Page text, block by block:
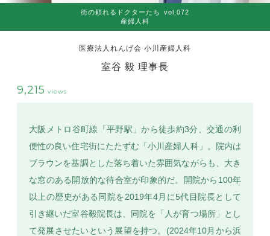
SEARCH
街の頼れるドクターたち
vol.072
産婦人科
医療法人れんげ会 小川産婦人科
室谷 毅 理事長
9,215 views
大阪メトロ谷町線「平野駅」から徒歩約3分、交通の利
便性の良い住宅街にたたずむ「小川産婦人科」。院内は
ブラウンを基調とした落ち着いた雰囲気ながらも、大き
な窓のある開放的な待合室が印象的だ。開院から100年
以上の歴史がある同院を2019年4月に5代目院長として
引き継いだ室谷毅院長は、同院を「人が育つ場所」とし
て発展させたいという展望を持つ。(2024年10月から浜